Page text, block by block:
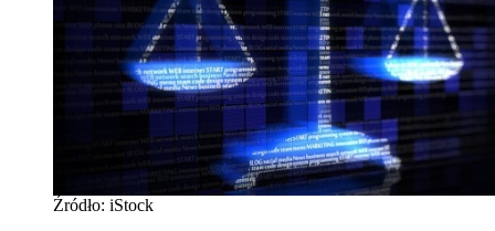
Źródło: iStock